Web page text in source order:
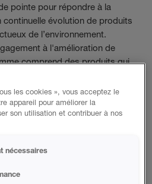
pointe pour répondre à la
évolution de produits
de l’environnement.
à l'amélioration de
comprend des produits qui
FERMÉES
les cookies », vous acceptez le
appareil pour améliorer la
son utilisation et contribuer à nos
nécessaires